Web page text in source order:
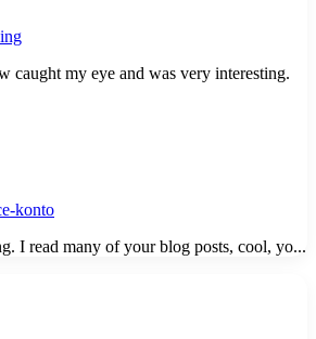
caught my eye and was very interesting.
konto
I read many of your blog posts, cool, yo...